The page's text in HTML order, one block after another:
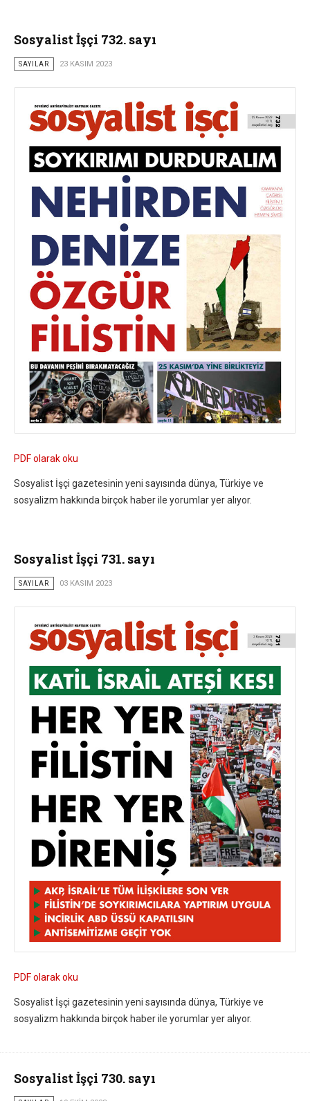
Sosyalist İşçi 732. sayı
SAYILAR 23 KASIM 2023
PDF olarak oku
Sosyalist İşçi gazetesinin yeni sayısında dünya, Türkiye ve
sosyalizm hakkında birçok haber ile yorumlar yer alıyor.
Sosyalist İşçi 731. sayı
SAYILAR 03 KASIM 2023
PDF olarak oku
Sosyalist İşçi gazetesinin yeni sayısında dünya, Türkiye ve
sosyalizm hakkında birçok haber ile yorumlar yer alıyor.
Sosyalist İşçi 730. sayı